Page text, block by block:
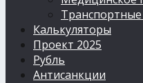
Транспортные
Калькуляторы
Проект 2025
Рубль
Антисанкции